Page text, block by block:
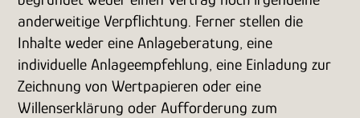
anderweitige Verpflichtung. Ferner stellen die
Inhalte weder eine Anlageberatung, eine
individuelle Anlageempfehlung, eine Einladung zur
Zeichnung von Wertpapieren oder eine
Willenserklärung oder Aufforderung zum